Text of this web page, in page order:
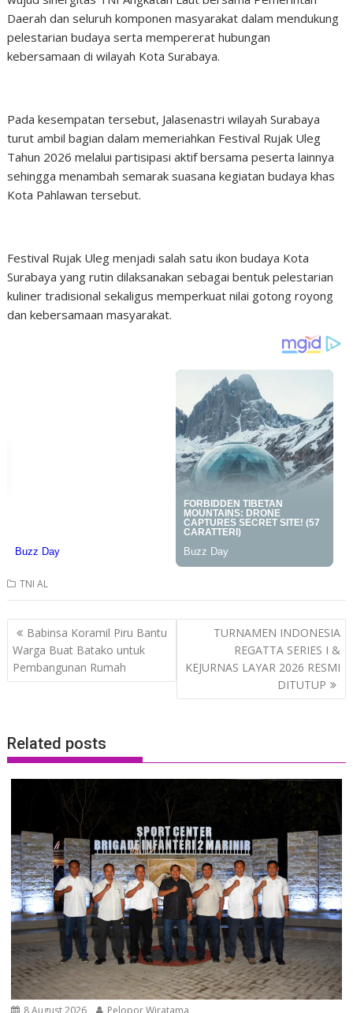
Daerah dan seluruh komponen masyarakat dalam mendukung
pelestarian budaya serta mempererat hubungan
kebersamaan di wilayah Kota Surabaya.
Pada kesempatan tersebut, Jalasenastri wilayah Surabaya
turut ambil bagian dalam memeriahkan Festival Rujak Uleg
Tahun 2026 melalui partisipasi aktif bersama peserta lainnya
sehingga menambah semarak suasana kegiatan budaya khas
Kota Pahlawan tersebut.
Festival Rujak Uleg menjadi salah satu ikon budaya Kota
Surabaya yang rutin dilaksanakan sebagai bentuk pelestarian
kuliner tradisional sekaligus memperkuat nilai gotong royong
dan kebersamaan masyarakat.
TNI AL
Post
navigation
Babinsa Koramil Piru Bantu
Warga Buat Batako untuk
Pembangunan Rumah
TURNAMEN INDONESIA
REGATTA SERIES I &
KEJURNAS LAYAR 2026 RESMI
DITUTUP
Related posts
8 August 2026 Pelopor Wiratama